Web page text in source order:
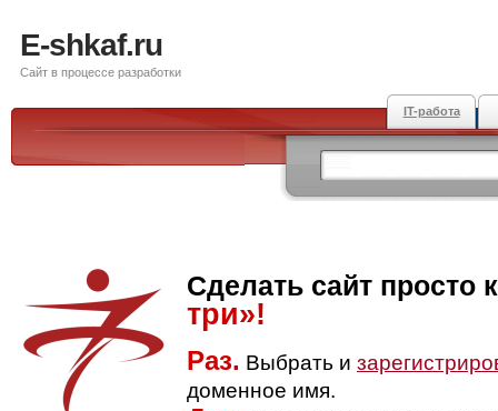
E-shkaf.ru
Сайт в процессе разработки
IT-работа
Сделать сайт просто
три»!
Раз. Выбрать и
доменное имя.